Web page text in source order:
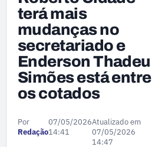
terá mais
mudanças no
secretariado e
Enderson Thadeu
Simões está entre
os cotados
Por
Redação
07/05/2026
14:41
Atualizado em
07/05/2026
14:47